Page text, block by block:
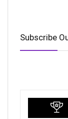
Subscribe